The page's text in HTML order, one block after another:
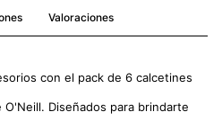
Valoraciones
con el pack de 6 calcetines
Diseñados para brindarte